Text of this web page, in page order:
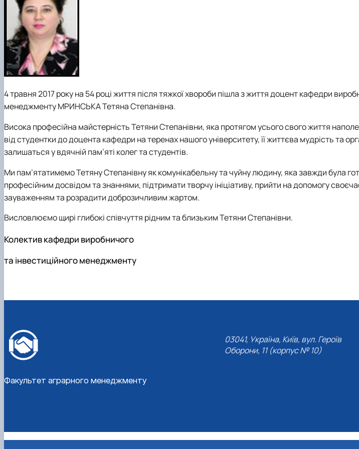
Сенат студентської організації факультету
Стипендія
4 травня 2017 рокуна 54 роціжиття після тяжкої хвороби пішла з життя доцент кафедри
менеджменту МРИНСЬКАТетяна Степанівна.
Висока професійна майстерність Тетяни Степанівни, яка протягом усього свого життя
від студентки до доцента кафедри на теренах нашого університету,її життєва мудрість та
залишаться у вдячній пам’яті колег та студентів.
Ми пам’ятатимемо Тетяну Степанівнуяк комунікабельну та чуйну людину, яказавжди була
професійним досвідом та знаннями, підтримати творчу ініціативу, прийти на допомогу
зауваженням та розрадити доброзичливим жартом.
Висловлюємо щирі глибокіспівчуття рідним та близьким Тетяни Степанівни.
Колектив кафедри виробничого
та інвестиційного менеджменту
Факультет аграрного менеджменту
03041, Україна, Київ, вул. Героїв
Оборони, 11 (корпус № 10)